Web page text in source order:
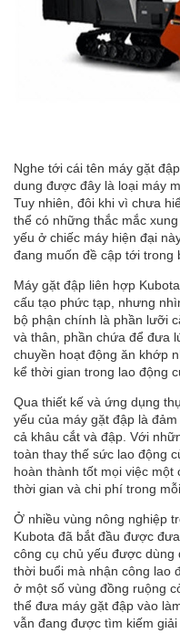
Nghe tới cái tên máy gặt
dung được đây là loại máy
Tuy nhiên, đôi khi vì chưa
thể có những thắc mắc
yếu ở chiếc máy hiện đại
đang muốn đề cập tới trong
Máy gặt đập liên hợp
cấu tạo phức tạp, nhưng
bộ phận chính là phần lưỡi
và thân, phần chứa để đưa
chuyền hoạt động ăn khớp
kể thời gian trong lao động
Qua thiết kế và ứng dụng
yếu của máy gặt đập là
cả khâu cắt và đập. Với
toàn thay thế sức lao động
hoàn thành tốt mọi việc
thời gian và chi phí trong
Ở nhiều vùng nông nghiệp
Kubota đã bắt đầu được
công cụ chủ yếu được
thời buổi mà nhận công lao
ở một số vùng đồng ruộng
thể đưa máy gặt đập vào
vẫn đang được tìm kiếm giải